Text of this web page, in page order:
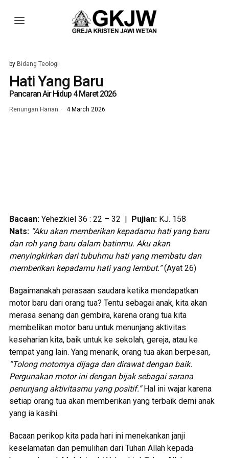
by Bidang Teologi
Hati Yang Baru
Pancaran Air Hidup 4 Maret 2026
Renungan Harian 4 March 2026
Bacaan: Yehezkiel 36 : 22 – 32 | Pujian:KJ. 158
Nats: “Aku akan memberikan kepadamu hati yang baru
dan roh yang baru dalam batinmu. Aku akan
menyingkirkan dari tubuhmu hati yang membatu dan
memberikan kepadamu hati yang lembut.”(Ayat 26)
Bagaimanakah perasaan saudara ketika mendapatkan
motor baru dari orang tua? Tentu sebagai anak, kita akan
merasa senang dan gembira, karena orang tua kita
membelikan motor baru untuk menunjang aktivitas
keseharian kita, baik untuk ke sekolah, gereja, atau ke
tempat yang lain. Yang menarik, orang tua akan berpesan,
“Tolong motornya dijaga dan dirawat dengan baik.
Pergunakan motor ini dengan bijak sebagai sarana
penunjang aktivitasmu yang positif.”Hal ini wajar karena
setiap orang tua akan memberikan yang terbaik demi anak
yang ia kasihi.
Bacaan perikop kita pada hari ini menekankan janji
keselamatan dan pemulihan dari Tuhan Allah kepada